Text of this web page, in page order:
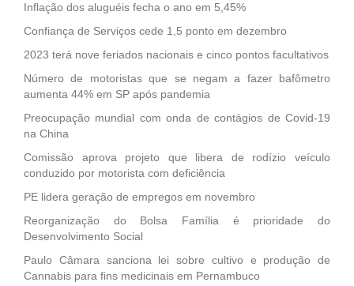
Inflação dos aluguéis fecha o ano em 5,45%
Confiança de Serviços cede 1,5 ponto em dezembro
2023 terá nove feriados nacionais e cinco pontos facultativos
Número de motoristas que se negam a fazer bafômetro
aumenta 44% em SP após pandemia
Preocupação mundial com onda de contágios de Covid-19
na China
Comissão aprova projeto que libera de rodízio veículo
conduzido por motorista com deficiência
PE lidera geração de empregos em novembro
Reorganização do Bolsa Família é prioridade do
Desenvolvimento Social
Paulo Câmara sanciona lei sobre cultivo e produção de
Cannabis para fins medicinais em Pernambuco